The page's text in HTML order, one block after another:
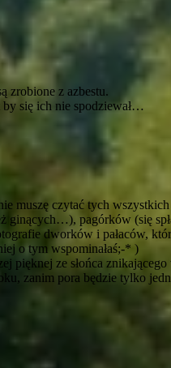
zrobione z azbestu.
się ich nie spodziewał…
muszę czytać tych
pagórków (się
dworków i pałaców,
o tym wspominałaś;-* )
pięknej ze słońca
zanim pora będzie tylko